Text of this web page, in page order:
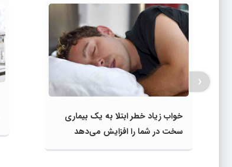
خواب زیاد خطر ابتلا به یک بیماری
سخت در شما را افزایش می‌دهد
‹